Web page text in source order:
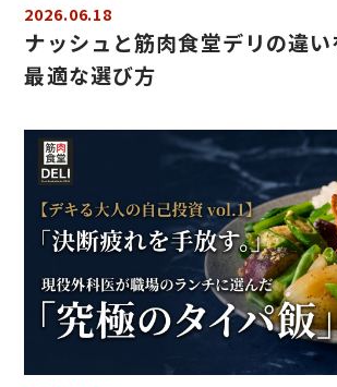
2026.06.18
ナッシュと筋肉食堂デリの違い
最適な選び方